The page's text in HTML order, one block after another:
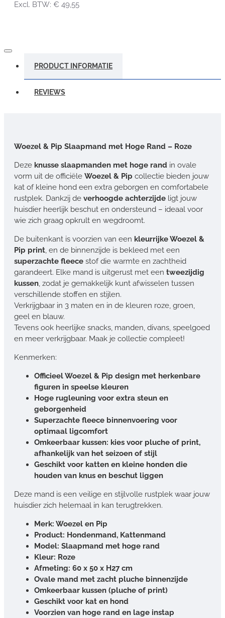
Excl. BTW: € 49,55
PRODUCT INFORMATIE
REVIEWS
Woezel & Pip Slaapmand met Hoge Rand – Roze
Deze knusse slaapmanden met hoge rand in ovale
vorm uit de officiële Woezel & Pip collectie bieden jouw
kat of kleine hond een extra geborgen en comfortabele
rustplek. Dankzij de verhoogde achterzijde ligt jouw
huisdier heerlijk beschut en ondersteund – ideaal voor
wie zich graag opkrult en wegdroomt.
De buitenkant is voorzien van een kleurrijke Woezel &
Pip print, en de binnenzijde is bekleed met een
superzachte fleece stof die warmte en zachtheid
garandeert. Elke mand is uitgerust met een tweezijdig
kussen, zodat je gemakkelijk kunt afwisselen tussen
verschillende stoffen en stijlen.
Verkrijgbaar in 3 maten en in de kleuren roze, groen,
geel en blauw.
Tevens ook heerlijke snacks, manden, divans, speelgoed
en meer verkrijgbaar. Maak je collectie compleet!
Kenmerken:
Officieel Woezel & Pip design met herkenbare
figuren in speelse kleuren
Hoge rugleuning voor extra steun en
geborgenheid
Superzachte fleece binnenvoering voor
optimaal ligcomfort
Omkeerbaar kussen: kies voor pluche of print,
afhankelijk van het seizoen of stijl
Geschikt voor katten en kleine honden die
houden van knus en beschut liggen
Deze mand is een veilige en stijlvolle rustplek waar jouw
huisdier zich helemaal in kan terugtrekken.
Merk: Woezel en Pip
Product: Hondenmand, Kattenmand
Model: Slaapmand met hoge rand
Kleur: Roze
Afmeting: 60 x 50 x H27 cm
Ovale mand met zacht pluche binnenzijde
Omkeerbaar kussen (pluche of print)
Geschikt voor kat en hond
Voorzien van hoge rand en lage instap